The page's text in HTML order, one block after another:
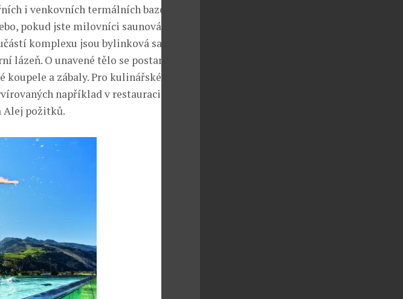
i venkovních termálních bazénů,
pokud jste milovníci saunování,
komplexu jsou bylinková sauna,
lázeň. O unavené tělo se postarají
a zábaly. Pro kulinářské
například v restauraci
Alej požitků.